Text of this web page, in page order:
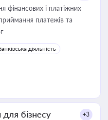
фінансових і платіжних
діяльність
бізнесу +3